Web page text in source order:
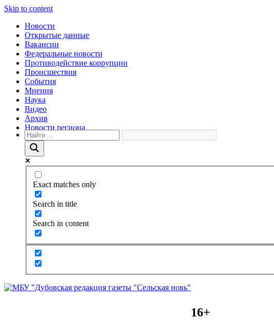
Skip to content
Новости
Открытые данные
Вакансии
Федеральные новости
Противодействие коррупции
Происшествия
События
Мнения
Наука
Видео
Архив
Новости региона
Exact matches only
Search in title
Search in content
16+